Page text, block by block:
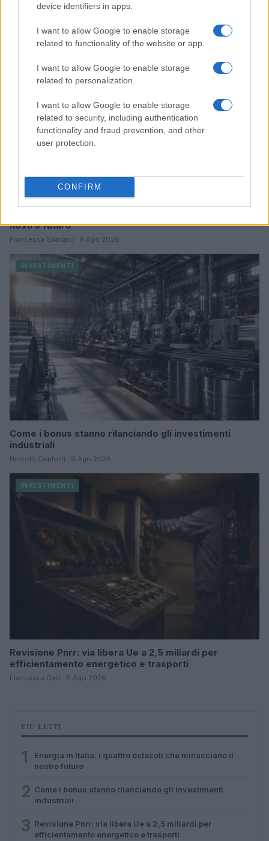
device identifiers in apps.
I want to allow Google to enable storage
related to functionality of the website or app.
I want to allow Google to enable storage
related to personalization.
I want to allow Google to enable storage
related to security, including authentication
functionality and fraud prevention, and other
user protection.
CONFIRM
Continua a leggere
INVESTIMENTI
nostro futuro
Francesca Spadaro · 9 Ago 2026
INVESTIMENTI
Come i bonus stanno rilanciando gli investimenti
industriali
Niccolò Conforti · 9 Ago 2026
INVESTIMENTI
Revisione Pnrr: via libera Ue a 2,5 miliardi per
efficientamento energetico e trasporti
Francesca Galli · 8 Ago 2026
PIÙ LETTI
1
Energia in Italia: i quattro ostacoli che minacciano il
nostro futuro
2 Come i bonus stanno rilanciando gli investimenti
industriali
3 Revisione Pnrr: via libera Ue a 2,5 miliardi per
efficientamento energetico e trasporti